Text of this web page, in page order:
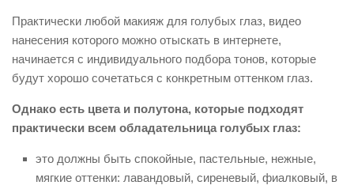
Практически любой макияж для голубых глаз, видео
нанесения которого можно отыскать в интернете,
начинается с индивидуального подбора тонов, которые
будут хорошо сочетаться с конкретным оттенком глаз.
Однако есть цвета и полутона, которые подходят
практически всем обладательница голубых глаз:
это должны быть спокойные, пастельные, нежные,
мягкие оттенки: лавандовый, сиреневый, фиалковый, в